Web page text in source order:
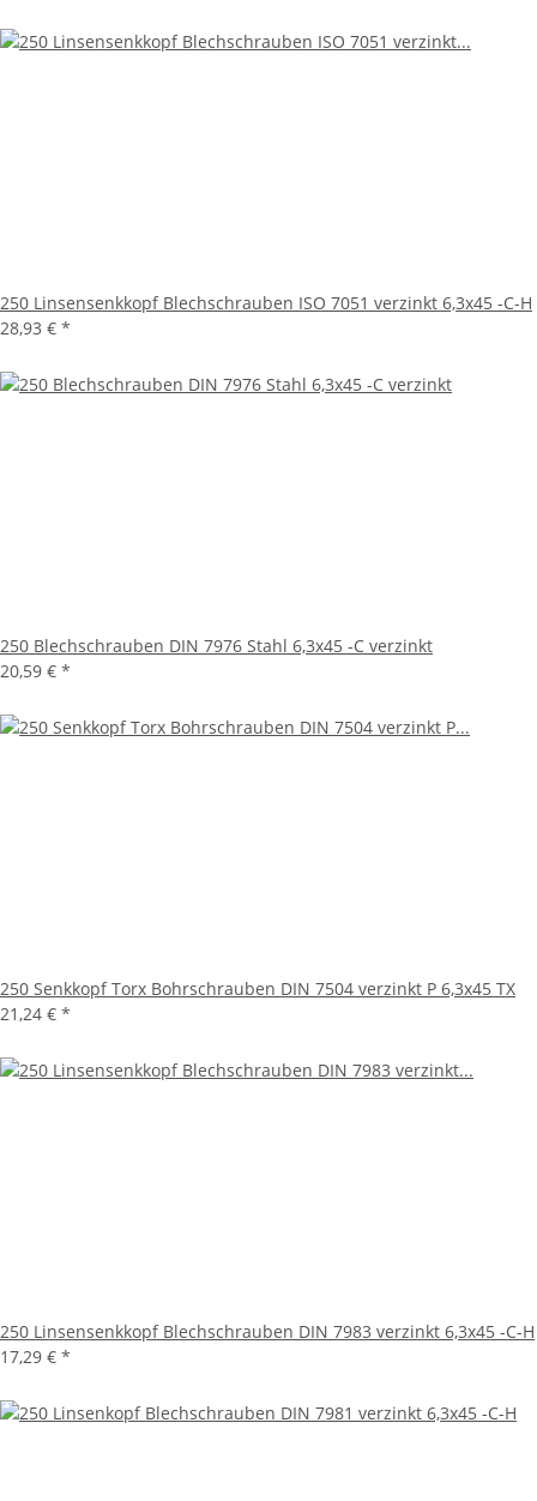
250 Linsensenkkopf Blechschrauben ISO 7051 verzinkt 6,3x45 -C-H
28,93 € *
250 Blechschrauben DIN 7976 Stahl 6,3x45 -C verzinkt
20,59 € *
250 Senkkopf Torx Bohrschrauben DIN 7504 verzinkt P 6,3x45 TX
21,24 € *
250 Linsensenkkopf Blechschrauben DIN 7983 verzinkt 6,3x45 -C-H
17,29 € *